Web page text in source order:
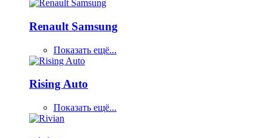
Renault Samsung
Показать ещё...
Rising Auto
Показать ещё...